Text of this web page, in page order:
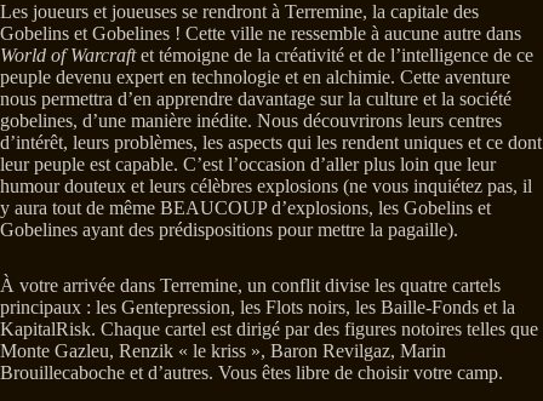
Les joueurs et joueuses se rendront à Terremine, la capitale des
Gobelins et Gobelines ! Cette ville ne ressemble à aucune autre dans
World of Warcraftet témoigne de la créativité et de l’intelligence de ce
peuple devenu expert en technologie et en alchimie. Cette aventure
nous permettra d’en apprendre davantage sur la culture et la société
gobelines, d’une manière inédite. Nous découvrirons leurs centres
d’intérêt, leurs problèmes, les aspects qui les rendent uniques et ce dont
leur peuple est capable. C’est l’occasion d’aller plus loin que leur
humour douteux et leurs célèbres explosions (ne vous inquiétez pas, il
y aura tout de même BEAUCOUP d’explosions, les Gobelins et
Gobelines ayant des prédispositions pour mettre la pagaille).
À votre arrivée dans Terremine, un conflit divise les quatre cartels
principaux : les Gentepression, les Flots noirs, les Baille-Fonds et la
KapitalRisk. Chaque cartel est dirigé par des figures notoires telles que
Monte Gazleu, Renzik « le kriss », Baron Revilgaz, Marin
Brouillecaboche et d’autres. Vous êtes libre de choisir votre camp.